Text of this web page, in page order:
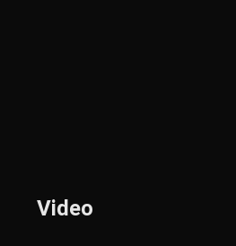
Video